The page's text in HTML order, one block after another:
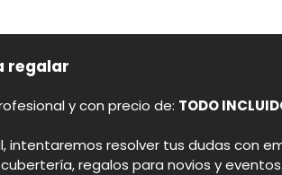
regalar
y con precio de: TODO
intentaremos resolver tus dudas con
regalos para novios y